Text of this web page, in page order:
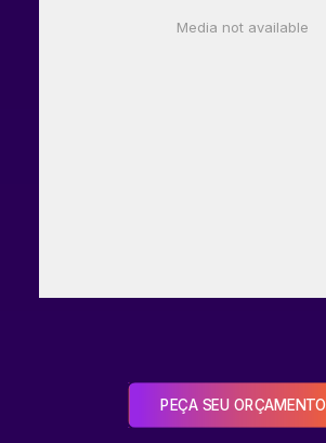
Media not available
PEÇA SEU ORÇAMENTO